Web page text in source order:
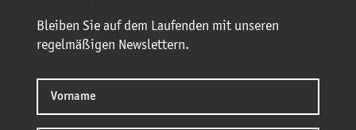
Bleiben Sie auf dem Laufenden mit unseren
regelmäßigen Newslettern.